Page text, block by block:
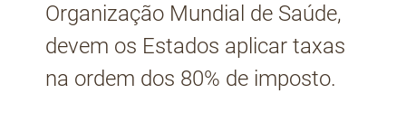
Organização Mundial de Saúde,
devem os Estados aplicar taxas
na ordem dos 80% de imposto.